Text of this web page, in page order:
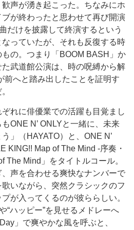
声が湧き起こった。ちなみにホ
が終わったと思わせて再び開演
だけを披露して終演するという
っていたが、それも反復する時
の。つまり「BOOM BASH」か
武道館公演は、時の呪縛から解
前へと踏み出したことを証明す
れに俳優業での活躍も目覚まし
ONE N’ ONLYと一緒に、未来
」（HAYATO）と、ONE N’
KING!! Map of The Mind -序奏・
The Mind」をタイトルコール。
声を合わせる爽快なナンバーで
いながら、突然クラシックのフ
が入ってくるのが彼ららしい。
“ハッピー”を見せるメドレーへ
」で爽やかな風を呼ぶと、